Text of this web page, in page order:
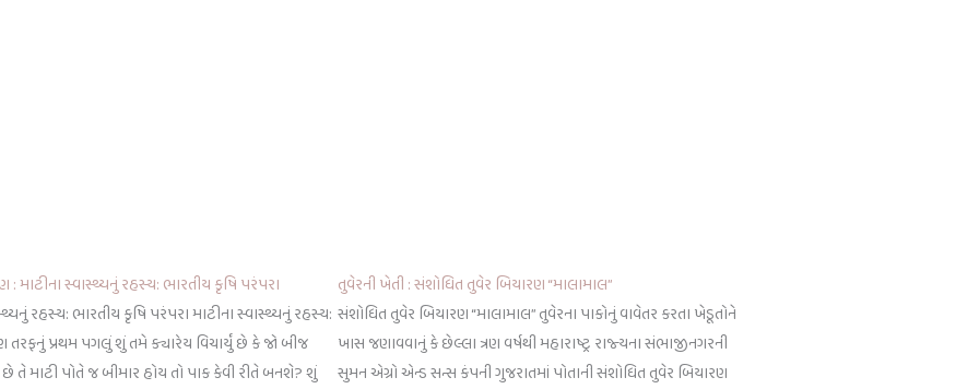
: માટીના સ્વાસ્થ્યનું રહસ્ય: ભારતીય કૃષિ પરંપરા
રહસ્ય: ભારતીય કૃષિ પરંપરા માટીના સ્વાસ્થ્યનું રહસ્ય:
તરફનું પ્રથમ પગલું શું તમે ક્યારેય વિચાર્યું છે કે જો બીજ
તે માટી પોતે જ બીમાર હોય તો પાક કેવી રીતે બનશે? શું
તુવેરની ખેતી : સંશોધિત તુવેર બિયારણ “માલામાલ”
સંશોધિત તુવેર બિયારણ “માલામાલ” તુવેરના પાકોનું વાવેતર કરતા ખેડૂતોને
ખાસ જણાવવાનું કે છેલ્લા ત્રણ વર્ષથી મહારાષ્ટ્ર રાજ્યના સંભાજીનગરની
સુમન એગ્રો એન્ડ સન્સ કંપની ગુજરાતમાં પોતાની સંશોધિત તુવેર બિયારણ